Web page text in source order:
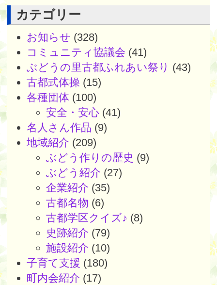
カテゴリー
お知らせ (328)
コミュニティ協議会 (41)
ぶどうの里古都ふれあい祭り (43)
古都式体操 (15)
各種団体 (100)
安全・安心 (41)
名人さん作品 (9)
地域紹介 (209)
ぶどう作りの歴史 (9)
ぶどう紹介 (27)
企業紹介 (35)
古都名物 (6)
古都学区クイズ♪ (8)
史跡紹介 (79)
施設紹介 (10)
子育て支援 (180)
町内会紹介 (17)